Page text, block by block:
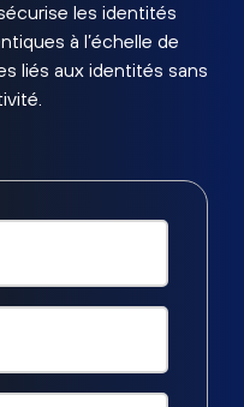
les identités
à l’échelle de
liés aux identités sans